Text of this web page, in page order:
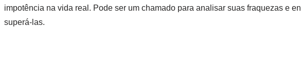
impotência na vida real. Pode ser um chamado para analisar suas fraquezas e
superá-las.